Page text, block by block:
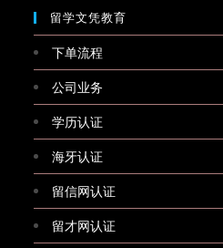
留学文凭教育
下单流程
公司业务
学历认证
海牙认证
留信网认证
留才网认证